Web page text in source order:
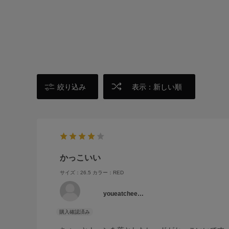
絞り込み 表示：新しい順
かっこいい
サイズ：26.5 カラー：RED
youeatchee…